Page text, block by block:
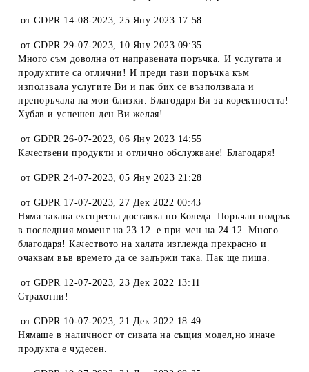
от GDPR 14-08-2023,25 Яну 2023 17:58
от GDPR 29-07-2023, 10 Яну 2023 09:35
Много съм доволна от направената поръчка. И услугата и
продуктите са отлични! И преди тази поръчка към
използвала услугите Ви и пак бих се възползвала и
препоръчала на мои близки. Благодаря Ви за коректността!
Хубав и успешен ден Ви желая!
от GDPR 26-07-2023,06 Яну 2023 14:55
Качествени продукти и отлично обслужване! Благодаря!
от GDPR 24-07-2023,05 Яну 2023 21:28
от GDPR 17-07-2023,27 Дек 2022 00:43
Няма такава експресна доставка по Коледа. Поръчан подрък
в последния момент на 23.12. е при мен на 24.12. Много
благодаря! Качеството на халата изглежда прекрасно и
очаквам във времето да се задържи така. Пак ще пиша.
от GDPR 12-07-2023,23 Дек 2022 13:11
Страхотни!
от GDPR 10-07-2023,21 Дек 2022 18:49
Нямаше в наличност от сивата на същия модел,но иначе
продукта е чудесен.